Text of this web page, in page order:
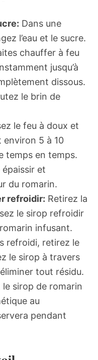
Dans une
l’eau et le sucre.
chauffer à feu
jusqu’à
dissous.
le brin de
le feu à doux et
environ 5 à 10
temps en temps.
et
du romarin.
refroidir: Retirez la
le sirop refroidir
infusant.
refroidi, retirez le
le sirop à travers
tout résidu.
le sirop de romarin
au
pendant